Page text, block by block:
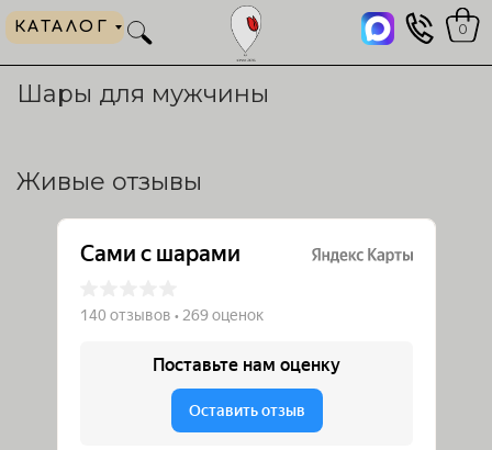
КАТАЛОГ 0
Шары для мужчины
Живые отзывы